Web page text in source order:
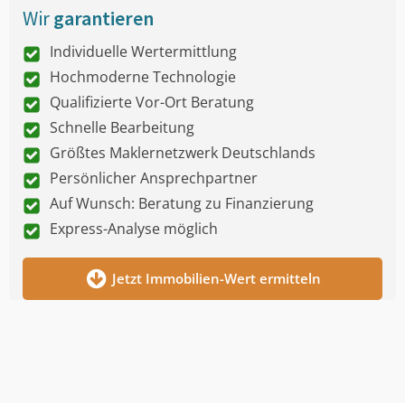
Wirgarantieren
Individuelle Wertermittlung
Hochmoderne Technologie
Qualifizierte Vor-Ort Beratung
Schnelle Bearbeitung
Größtes Maklernetzwerk Deutschlands
Persönlicher Ansprechpartner
Auf Wunsch: Beratung zu Finanzierung
Express-Analyse möglich
Jetzt Immobilien-Wert ermitteln